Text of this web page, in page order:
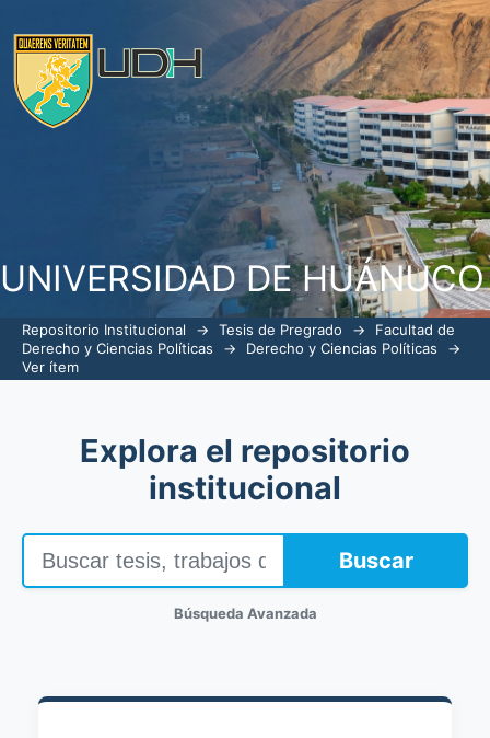
UNIVERSIDAD DE HUÁNUCO
El programa CREO y la inserción
Penitenciario Potracancha de
Repositorio Institucional → Tesis de Pregrado →
Facultad de
Derecho y Ciencias Políticas
→ Derecho y Ciencias Políticas
→
Ver ítem
Explora el repositorio
institucional
Buscar
Búsqueda Avanzada